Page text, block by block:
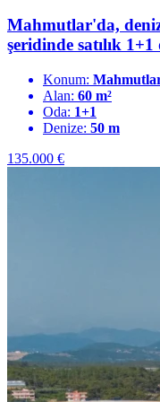
Mahmutlar'da,
şeridinde satılık 1+1
Konum:
Alan: 60 m²
Oda: 1+1
Denize: 50 m
135.000 €